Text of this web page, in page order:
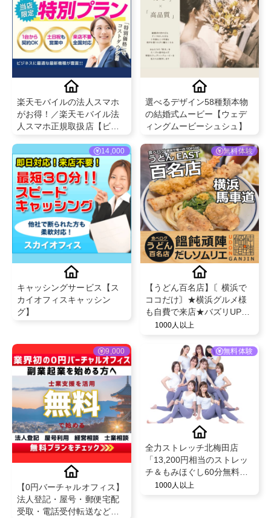
楽天モバイルの法人スマホ
がお得！／楽天モバイル法
人スマホ正規取扱店【ビズ
選べるデザイン58種類本物
の結婚式ムービー【ウェデ
ィングムービーシュシュ】
14,000
キャッシングサービス【ス
カイオフィスキャッシン
グ】
無料体験
【うどん百名店】〘横浜で
ココだけ〙★横浜グルメ様
も自費で来店★バズリUP★
＠饂飩頑陣 本店（うどんが
1000人以上
9,000
【0円バーチャルオフィス】
法人登記・屋号・郵便宅配
受取・電話受付転送など全
無料体験
全力ストレッチ北梅田店
「13,200円相当のストレッ
チ＆もみほぐし60分無料体
験」キャンペーン tiktok
1000人以上